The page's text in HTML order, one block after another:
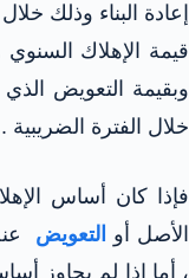
إعادة البناء وذلك
قيمة الإهلاك
وبقيمة التعويض
خلال الفترة الضريبية .
فإذا كان أساس
الأصل أو التعويض
، أما إذا لم يجاوز